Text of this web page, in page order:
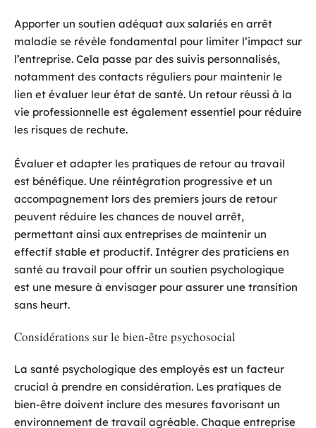
Apporter un soutien adéquat aux salariés en arrêt
maladie se révèle fondamental pour limiter l’impact sur
l’entreprise. Cela passe par des suivis personnalisés,
notamment des contacts réguliers pour maintenir le
lien et évaluer leur état de santé. Un retour réussi à la
vie professionnelle est également essentiel pour réduire
les risques de rechute.
Évaluer et adapter les pratiques de retour au travail
est bénéfique. Une réintégration progressive et un
accompagnement lors des premiers jours de retour
peuvent réduire les chances de nouvel arrêt,
permettant ainsi aux entreprises de maintenir un
effectif stable et productif. Intégrer des praticiens en
santé au travail pour offrir un soutien psychologique
est une mesure à envisager pour assurer une transition
sans heurt.
Considérations sur le bien-être psychosocial
La santé psychologique des employés est un facteur
crucial à prendre en considération. Les pratiques de
bien-être doivent inclure des mesures favorisant un
environnement de travail agréable. Chaque entreprise